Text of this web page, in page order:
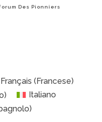
Des Pionniers
Français (Francese)
)
Italiano
)